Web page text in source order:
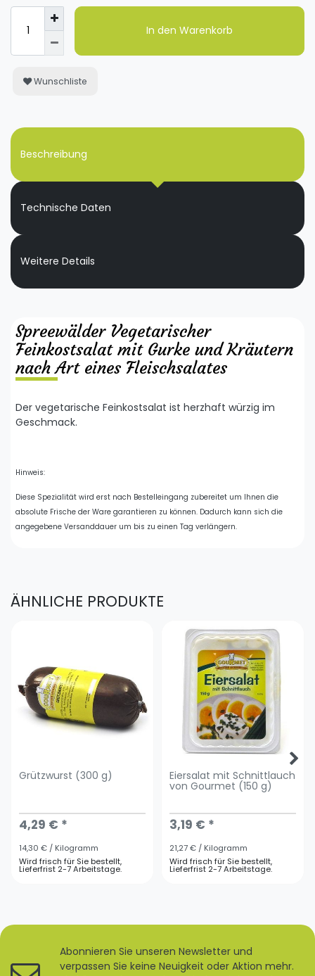
In den Warenkorb
Wunschliste
Beschreibung
Technische Daten
Weitere Details
Spreewälder Vegetarischer
Feinkostsalat mit Gurke und Kräutern
nach Art eines Fleischsalates
Der vegetarische Feinkostsalat ist herzhaft würzig im
Geschmack.
Hinweis:
Diese Spezialität wird erst nach Bestelleingang zubereitet um Ihnen die
absolute Frische der Ware garantieren zu können. Dadurch kann sich die
angegebene Versanddauer um bis zu einen Tag verlängern.
ÄHNLICHE PRODUKTE
Grützwurst (300 g)
4,29 € *
14,30 € / Kilogramm
Wird frisch für Sie bestellt,
Lieferfrist 2-7 Arbeitstage.
Eiersalat mit Schnittlauch
von Gourmet (150 g)
3,19 € *
21,27 € / Kilogramm
Wird frisch für Sie bestellt,
Lieferfrist 2-7 Arbeitstage.
Abonnieren Sie unseren Newsletter und
verpassen Sie keine Neuigkeit oder Aktion mehr.